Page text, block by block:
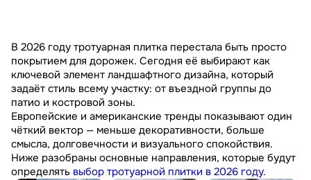
В 2026 году тротуарная плитка перестала быть просто
покрытием для дорожек. Сегодня её выбирают как
ключевой элемент ландшафтного дизайна, который
задаёт стиль всему участку: от въездной группы до
патио и костровой зоны.
Европейские и американские тренды показывают один
чёткий вектор — меньше декоративности, больше
смысла, долговечности и визуального спокойствия.
Ниже разобраны основные направления, которые будут
определять выбор тротуарной плитки в 2026 году.